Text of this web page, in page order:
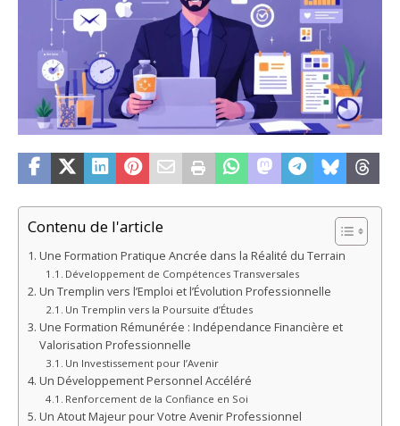
Contenu de l'article
Une Formation Pratique Ancrée dans la Réalité du Terrain
Développement de Compétences Transversales
Un Tremplin vers l’Emploi et l’Évolution Professionnelle
Un Tremplin vers la Poursuite d’Études
Une Formation Rémunérée : Indépendance Financière et
Valorisation Professionnelle
Un Investissement pour l’Avenir
Un Développement Personnel Accéléré
Renforcement de la Confiance en Soi
Un Atout Majeur pour Votre Avenir Professionnel